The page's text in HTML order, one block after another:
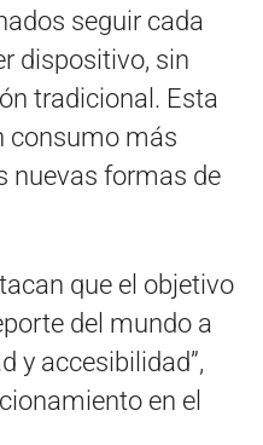
seguir cada
dispositivo, sin
tradicional. Esta
consumo más
nuevas formas de
que el objetivo
del mundo a
y accesibilidad”,
en el